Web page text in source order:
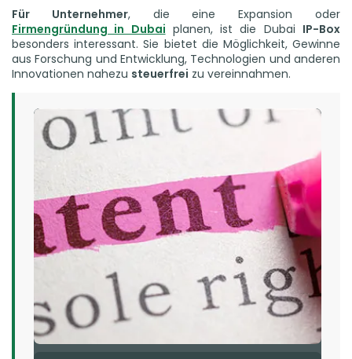
Für Unternehmer, die eine Expansion oder
Firmengründung in Dubai planen, ist die Dubai IP-Box
besonders interessant. Sie bietet die Möglichkeit, Gewinne
aus Forschung und Entwicklung, Technologien und anderen
Innovationen nahezu steuerfrei zu vereinnahmen.